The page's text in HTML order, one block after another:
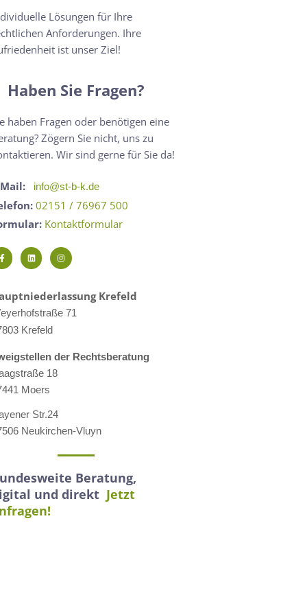
Lösungen für Ihre
Anforderungen. Ihre
ist unser Ziel!
Haben Sie Fragen?
haben Fragen oder benötigen eine
Zögern Sie nicht, uns zu
Wir sind gerne für Sie da!
Mail: info@st-b-k.de
02151 / 76967 500
Kontaktformular
Krefeld
71
Krefeld
der Rechtsberatung
18
Moers
Str.24
Neukirchen-Vluyn
Beratung,
und direkt Jetzt